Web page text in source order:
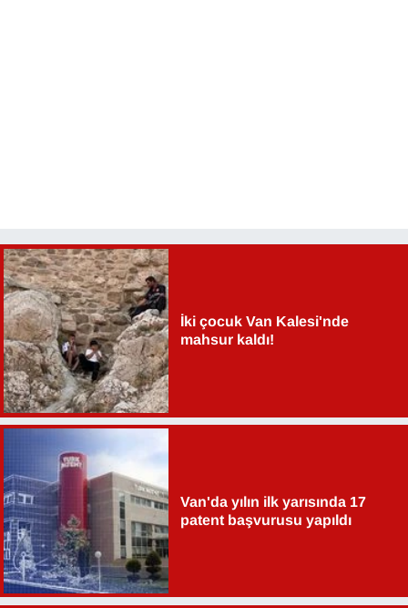
İki çocuk Van Kalesi'nde
mahsur kaldı!
Van'da yılın ilk yarısında 17
patent başvurusu yapıldı